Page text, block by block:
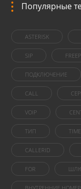
Популярные
ASTERISK
SIP
ПОДКЛЮЧЕНИЕ
CALL
VOIP
ТИП TIME
CALLERID
FOR